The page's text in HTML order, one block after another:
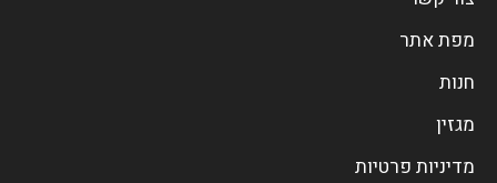
מפת אתר
חנות
מגזין
מדיניות פרטיות